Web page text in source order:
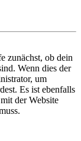
zunächst, ob dein
Wenn dies der
um
Es ist ebenfalls
der Website